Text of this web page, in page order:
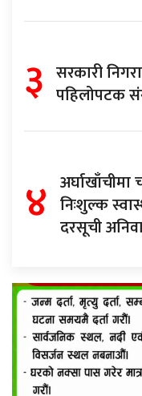
३ सरकारी
पहिलोपटक
४ निःशुल्क
दरसूची